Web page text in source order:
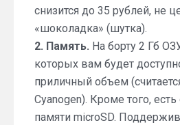
снизится до 35 рублей, не
«шоколадка» (шутка).
2. Память. На борту 2 Гб
которых вам будет
приличный объем
Cyanogen). Кроме того, есть
памяти microSD.